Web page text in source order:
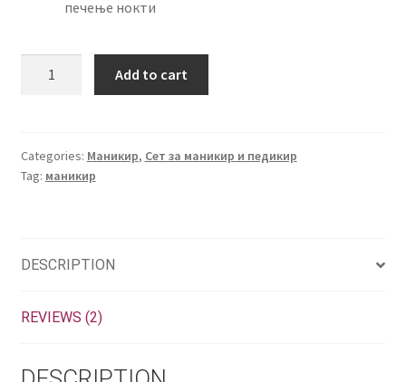
печење нокти
Мини
quantity
Add to cart
Categories: Маникир, Сет за маникир и педикир
Tag: маникир
DESCRIPTION
REVIEWS (2)